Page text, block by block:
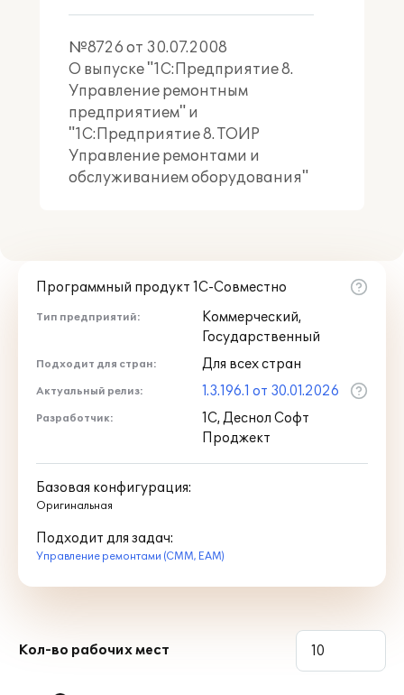
№8726 от 30.07.2008
О выпуске "1С:Предприятие 8.
Управление ремонтным
предприятием" и
"1С:Предприятие 8. ТОИР
Управление ремонтами и
обслуживанием оборудования"
Программный продукт 1С-Совместно
Тип предприятий:
Коммерческий,
Государственный
Подходит для стран: Для всех стран
Актуальный релиз: 1.3.196.1 от 30.01.2026
Разработчик:
1С, Деснол Софт
Проджект
Базовая конфигурация:
Оригинальная
Подходит для задач:
Управление ремонтами (CMM, EAM)
Кол-во рабочих мест